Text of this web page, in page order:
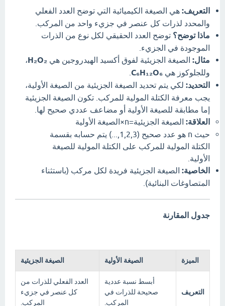
التعريف: هي الصيغة الكيميائية التي توضح العدد الفعلي
والمحدد لذرات كل عنصر في جزيء واحد من المركب.
ماذا توضح؟ توضح العدد الحقيقي لكل نوع من الذرات
الموجودة في الجزيء.
مثال: الصيغة الجزيئية لفوق أكسيد الهيدروجين هي H₂O₂،
وللجلوكوز هي C₆H₁₂O₆
التحديد: لكي يتم تحديد الصيغة الجزيئية من الصيغة الأولية،
يجب معرفة الكتلة المولية للمركب. تكون الصيغة الجزيئية
إما مطابقة للصيغة الأولية أو مضاعف عددي صحيح لها.
العلاقة: الصيغة الجزيئية=n×الصيغة الأولية
حيث n هو عدد صحيح (1,2,3,...) يتم حسابه بقسمة
الكتلة المولية للمركب على الكتلة المولية للصيغة
الأولية.
الخاصية: الصيغة الجزيئية فريدة لكل مركب (باستثناء
المتصاوغات البنائية).
جدول المقارنة
الميزة الصيغة الأولية الصيغة الجزيئية
التعريف
أبسط نسبة عددية
صحيحة للذرات في
المركب.
العدد الفعلي للذرات من
كل عنصر في جزيء
المركب.